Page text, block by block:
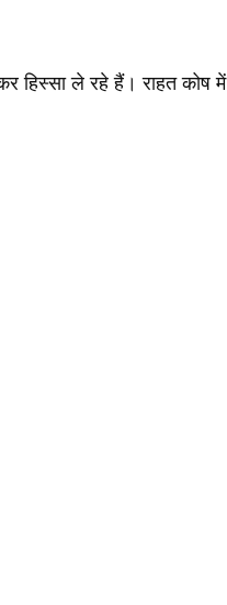
हिस्सा ले रहे हैं। राहत कोष में